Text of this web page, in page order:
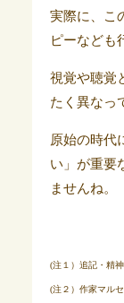
実際に、こ
ピーなども
視覚や聴覚
たく異なっ
原始の時代
い」が重要
ませんね。
(注１）追記・精
(注２）作家マル